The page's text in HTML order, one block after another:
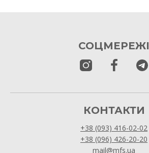
СОЦМЕРЕЖІ
КОНТАКТИ
+38 (093) 416-02-02
+38 (096) 426-20-20
mail@mfs.ua